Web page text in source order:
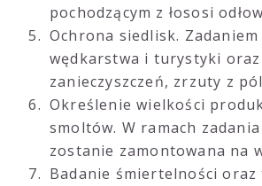
pochodzącym z łososi
Ochrona siedlisk.
wędkarstwa i turystyki
zanieczyszczeń, zrzuty z
Określenie wielkości
smoltów. W ramach
zostanie zamontowana na
Badanie śmiertelności